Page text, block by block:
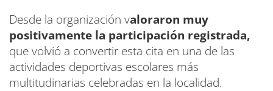
Desde la organización valoraron muy
positivamente la participación registrada,
que volvió a convertir esta cita en una de las
actividades deportivas escolares más
multitudinarias celebradas en la localidad.